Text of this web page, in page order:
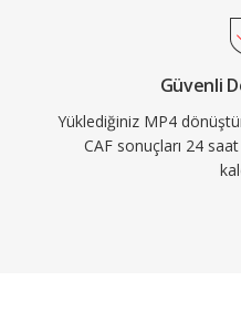
Güvenli
Yüklediğiniz MP4
CAF sonuçları 24